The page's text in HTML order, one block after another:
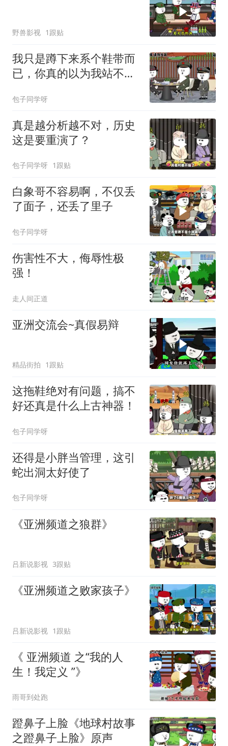
野兽影视 1跟贴
我只是蹲下来系个鞋带而
已，你真的以为我站不起
包子同学呀
真是越分析越不对，历史
这是要重演了？
包子同学呀 1跟贴
白象哥不容易啊，不仅丢
了面子，还丢了里子
包子同学呀
伤害性不大，侮辱性极
强！
走人间正道
亚洲交流会~真假易辩
精品街拍 1跟贴
这拖鞋绝对有问题，搞不
好还真是什么上古神器！
包子同学呀
还得是小胖当管理，这引
蛇出洞太好使了
包子同学呀
《亚洲频道之狼群》
吕新说影视 3跟贴
《亚洲频道之败家孩子》
吕新说影视 1跟贴
《 亚洲频道 之“我的人
生！我定义 ”》
雨哥到处跑
蹬鼻子上脸《地球村故事
之蹬鼻子上脸》原声